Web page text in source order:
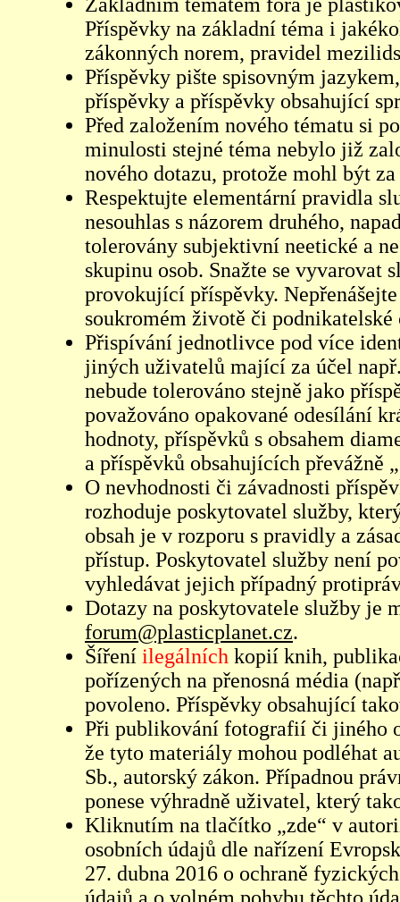
Příspěvky na základní téma i
zákonných norem, pravidel
Příspěvky pište spisovným
příspěvky a příspěvky obsahující
Před založením nového tématu si
minulosti stejné téma nebylo již
nového dotazu, protože mohl být
Respektujte elementární pravidla
nesouhlas s názorem druhého,
tolerovány subjektivní neetické a
skupinu osob. Snažte se vyvarovat
provokující příspěvky.
soukromém životě či podnikatelské
Přispívání jednotlivce pod více
jiných uživatelů mající za účel
nebude tolerováno stejně jako
považováno opakované odesílání
hodnoty, příspěvků s obsahem
a příspěvků obsahujících převážně
O nevhodnosti či závadnosti
rozhoduje poskytovatel služby,
obsah je v rozporu s pravidly a
přístup. Poskytovatel služby není
vyhledávat jejich případný
Dotazy na poskytovatele služby je
forum@plasticplanet.cz.
Šíření ilegálních kopií knih,
pořízených na přenosná média
povoleno. Příspěvky obsahující
Při publikování fotografií či jiného
že tyto materiály mohou podléhat
Sb., autorský zákon. Případnou
ponese výhradně uživatel, který
Kliknutím na tlačítko „zde“ v
osobních údajů dle nařízení
27. dubna 2016 o ochraně